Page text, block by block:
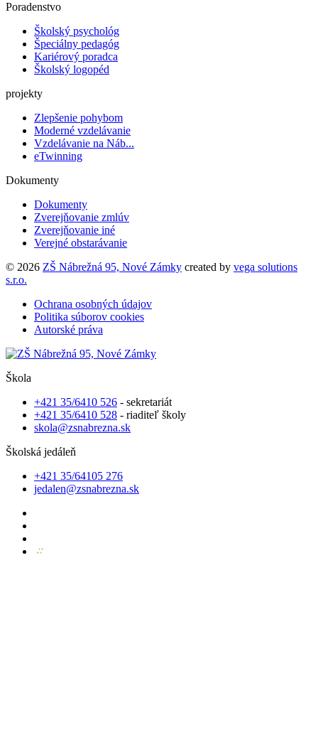
Poradenstvo
Školský psychológ
Špeciálny pedagóg
Kariérový poradca
Školský logopéd
projekty
Zlepšenie pohybom
Moderné vzdelávanie
Vzdelávanie na Náb...
eTwinning
Dokumenty
Dokumenty
Zverejňovanie zmlúv
Zverejňovanie iné
Verejné obstarávanie
© 2026 ZŠ Nábrežná 95, Nové Zámky created by vega solutions
s.r.o.
Ochrana osobných údajov
Politika súborov cookies
Autorské práva
Škola
+421 35/6410 526 - sekretariát
+421 35/6410 528 - riaditeľ školy
skola@zsnabrezna.sk
Školská jedáleň
+421 35/64105 276
jedalen@zsnabrezna.sk